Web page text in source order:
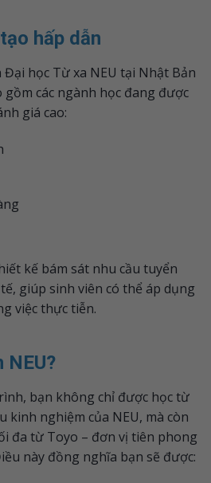
hấp dẫn
học Từ xa NEU tại Nhật Bản
các ngành học đang được
giá cao:
kế bám sát nhu cầu tuyển
giúp sinh viên có thể áp dụng
việc thực tiễn.
NEU?
bạn không chỉ được học từ
kinh nghiệm của NEU, mà còn
đa từ Toyo – đơn vị tiên phong
này đồng nghĩa bạn sẽ được: